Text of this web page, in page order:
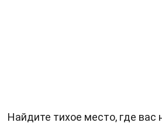
Найдите тихое место, где вас